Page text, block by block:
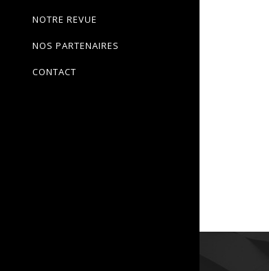
NOTRE REVUE
NOS PARTENAIRES
CONTACT